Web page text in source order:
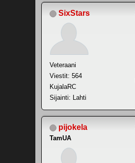
SixStars
Veteraani
Viestit: 564
KujalaRC
Sijainti: Lahti
pijokela
TamUA